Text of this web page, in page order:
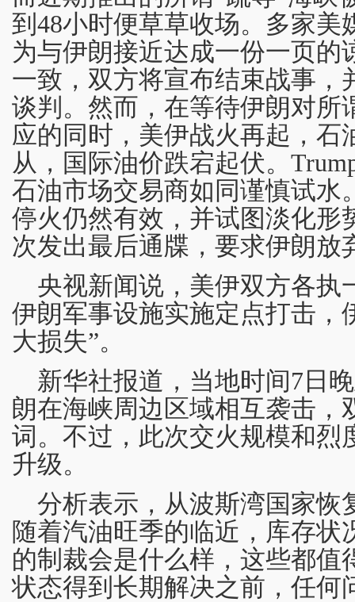
到48小时便草草收场。多家美
为与伊朗接近达成一份一页的
一致，双方将宣布结束战事，
谈判。然而，在等待伊朗对所
应的同时，美伊战火再起，石
从，国际油价跌宕起伏。
石油市场交易商如同谨慎试水
停火仍然有效，并试图淡化形
次发出最后通牒，要求伊朗放
央视新闻说，美伊双方各执
伊朗军事设施实施定点打击，
大损失”。
新华社报道，当地时间7日
朗在海峡周边区域相互袭击，
词。不过，此次交火规模和烈
升级。
分析表示，从波斯湾国家恢
随着汽油旺季的临近，库存状
的制裁会是什么样，这些都值
状态得到长期解决之前，任何